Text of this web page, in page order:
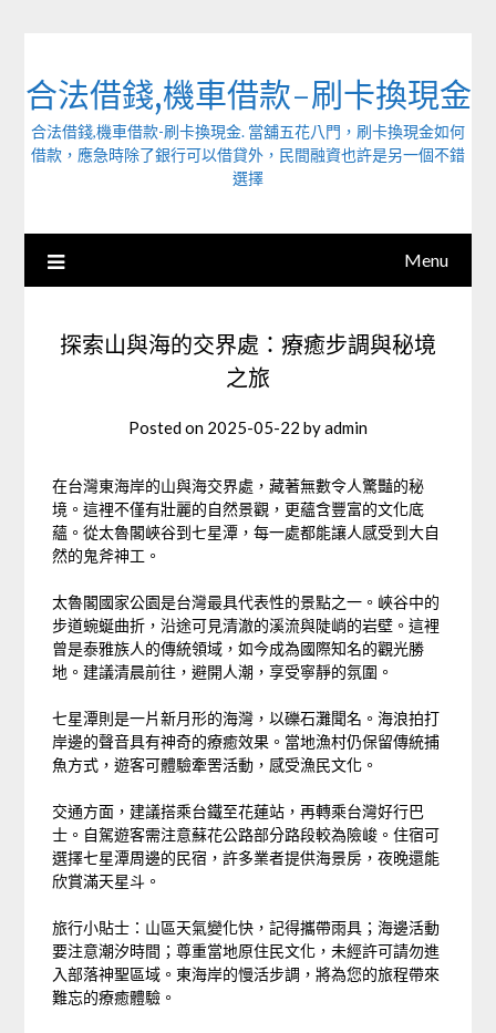
合法借錢,機車借款-刷卡換現金
合法借錢,機車借款-刷卡換現金. 當舖五花八門，刷卡換現金如何
借款，應急時除了銀行可以借貸外，民間融資也許是另一個不錯
選擇
Menu
探索山與海的交界處：療癒步調與秘境
之旅
Posted on 2025-05-22 byadmin
在台灣東海岸的山與海交界處，藏著無數令人驚豔的秘
境。這裡不僅有壯麗的自然景觀，更蘊含豐富的文化底
蘊。從太魯閣峽谷到七星潭，每一處都能讓人感受到大自
然的鬼斧神工。
太魯閣國家公園是台灣最具代表性的景點之一。峽谷中的
步道蜿蜒曲折，沿途可見清澈的溪流與陡峭的岩壁。這裡
曾是泰雅族人的傳統領域，如今成為國際知名的觀光勝
地。建議清晨前往，避開人潮，享受寧靜的氛圍。
七星潭則是一片新月形的海灣，以礫石灘聞名。海浪拍打
岸邊的聲音具有神奇的療癒效果。當地漁村仍保留傳統捕
魚方式，遊客可體驗牽罟活動，感受漁民文化。
交通方面，建議搭乘台鐵至花蓮站，再轉乘台灣好行巴
士。自駕遊客需注意蘇花公路部分路段較為險峻。住宿可
選擇七星潭周邊的民宿，許多業者提供海景房，夜晚還能
欣賞滿天星斗。
旅行小貼士：山區天氣變化快，記得攜帶雨具；海邊活動
要注意潮汐時間；尊重當地原住民文化，未經許可請勿進
入部落神聖區域。東海岸的慢活步調，將為您的旅程帶來
難忘的療癒體驗。